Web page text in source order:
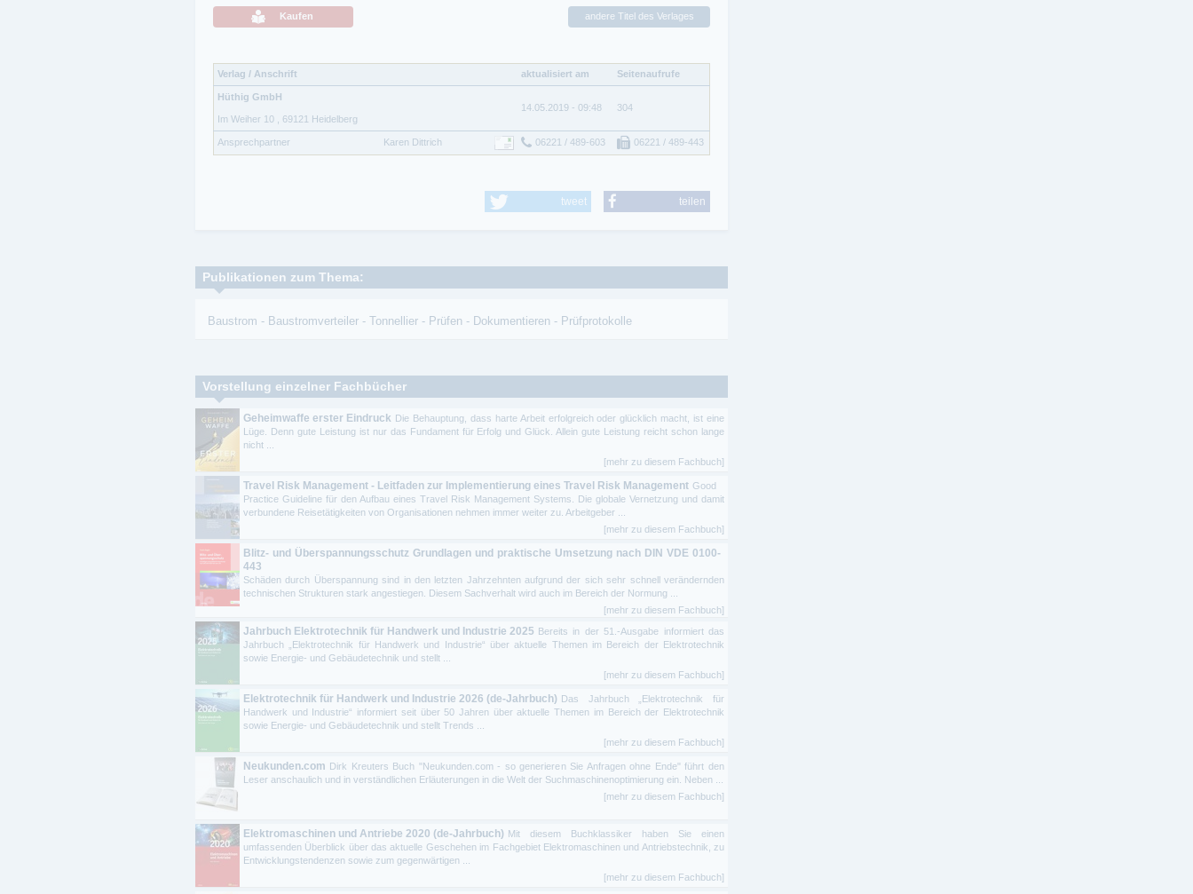
Kaufen andere Titel des Verlages
Verlag / Anschrift aktualisiert am Seitenaufrufe
Hüthig GmbH
14.05.2019 - 09:48
304
Im Weiher 10
69121 Heidelberg
Ansprechpartner Karen Dittrich 06221 / 489-603 06221 / 489-443
tweet teilen
Publikationen zum Thema:
Baustrom - Baustromverteiler - Tonnellier - Prüfen - Dokumentieren - Prüfprotokolle
Vorstellung einzelner Fachbücher
Geheimwaffe erster Eindruck Die Behauptung, dass harte Arbeit erfolgreich oder glücklich macht, ist eine
Lüge. Denn gute Leistung ist nur das Fundament für Erfolg und Glück. Allein gute Leistung reicht schon lange
nicht ...
[mehr zu diesem Fachbuch]
Travel Risk Management - Leitfaden zur Implementierung eines Travel Risk Management Good
Practice Guideline für den Aufbau eines Travel Risk Management Systems. Die globale Vernetzung und damit
verbundene Reisetätigkeiten von Organisationen nehmen immer weiter zu. Arbeitgeber ...
[mehr zu diesem Fachbuch]
Blitz- und Überspannungsschutz Grundlagen und praktische Umsetzung nach DIN VDE 0100-
443
Schäden durch Überspannung sind in den letzten Jahrzehnten aufgrund der sich sehr schnell verändernden
technischen Strukturen stark angestiegen. Diesem Sachverhalt wird auch im Bereich der Normung ...
[mehr zu diesem Fachbuch]
Jahrbuch Elektrotechnik für Handwerk und Industrie 2025 Bereits in der 51.-Ausgabe informiert das
Jahrbuch „Elektrotechnik für Handwerk und Industrie“ über aktuelle Themen im Bereich der Elektrotechnik
sowie Energie- und Gebäudetechnik und stellt ...
[mehr zu diesem Fachbuch]
Elektrotechnik für Handwerk und Industrie 2026 (de-Jahrbuch) Das Jahrbuch „Elektrotechnik für
Handwerk und Industrie“ informiert seit über 50 Jahren über aktuelle Themen im Bereich der Elektrotechnik
sowie Energie- und Gebäudetechnik und stellt Trends ...
[mehr zu diesem Fachbuch]
Neukunden.com Dirk Kreuters Buch "Neukunden.com - so generieren Sie Anfragen ohne Ende" führt den
Leser anschaulich und in verständlichen Erläuterungen in die Welt der Suchmaschinenoptimierung ein. Neben ...
[mehr zu diesem Fachbuch]
Elektromaschinen und Antriebe 2020 (de-Jahrbuch) Mit diesem Buchklassiker haben Sie einen
umfassenden Überblick über das aktuelle Geschehen im Fachgebiet Elektromaschinen und Antriebstechnik, zu
Entwicklungstendenzen sowie zum gegenwärtigen ...
[mehr zu diesem Fachbuch]